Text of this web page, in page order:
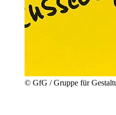
© GfG / Gruppe für